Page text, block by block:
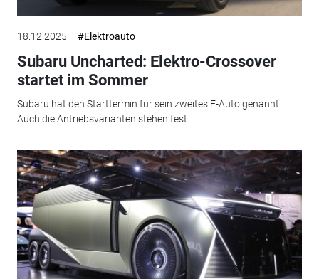
18.12.2025 #Elektroauto
Subaru Uncharted: Elektro-Crossover
startet im Sommer
Subaru hat den Starttermin für sein zweites E-Auto genannt.
Auch die Antriebsvarianten stehen fest.